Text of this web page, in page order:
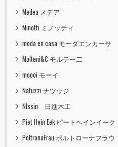
Medea メデア
Minotti ミノッティ
moda en casa モーダエンカーサ
Molteni&C モルテー二
moooi モーイ
Natuzzi ナツッジ
NIssin 日進木工
Piet Hein Eek ピートヘインイーク
PoltronaFrau ポルトローナフラウ